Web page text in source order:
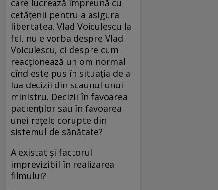
care lucrează împreună cu
cetățenii pentru a asigura
libertatea. Vlad Voiculescu la
fel, nu e vorba despre Vlad
Voiculescu, ci despre cum
reacționează un om normal
cînd este pus în situația de a
lua decizii din scaunul unui
ministru. Decizii în favoarea
pacienților sau în favoarea
unei rețele corupte din
sistemul de sănătate?
A existat și factorul
imprevizibil în realizarea
filmului?